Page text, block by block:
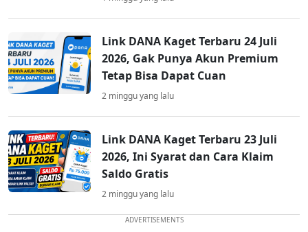
Link DANA Kaget Terbaru 24 Juli
2026, Gak Punya Akun Premium
Tetap Bisa Dapat Cuan
2 minggu yang lalu
Link DANA Kaget Terbaru 23 Juli
2026, Ini Syarat dan Cara Klaim
Saldo Gratis
2 minggu yang lalu
ADVERTISEMENTS